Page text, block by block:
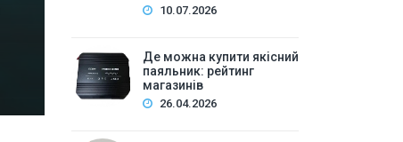
оптової закупівлі у 2026 роціKalibri — лідер за
10.07.2026
Де можна купити якісний
паяльник: рейтинг
магазинів
26.04.2026